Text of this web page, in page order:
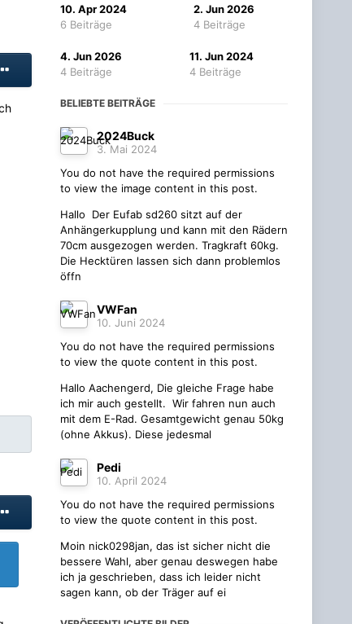
10. Apr 2024
6 Beiträge
2. Jun 2026
4 Beiträge
4. Jun 2026
4 Beiträge
11. Jun 2024
4 Beiträge
BELIEBTE BEITRÄGE
2024Buck
3. Mai 2024
You do not have the required permissions
to view the image content in this post.
Hallo Der Eufab sd260 sitzt auf der
Anhängerkupplung und kann mit den Rädern
70cm ausgezogen werden. Tragkraft 60kg.
Die Hecktüren lassen sich dann problemlos
öffn
VWFan
10. Juni 2024
You do not have the required permissions
to view the quote content in this post.
Hallo Aachengerd, Die gleiche Frage habe
ich mir auch gestellt. Wir fahren nun auch
mit dem E-Rad. Gesamtgewicht genau 50kg
(ohne Akkus). Diese jedesmal
Pedi
10. April 2024
You do not have the required permissions
to view the quote content in this post.
Moin nick0298jan, das ist sicher nicht die
bessere Wahl, aber genau deswegen habe
ich ja geschrieben, dass ich leider nicht
sagen kann, ob der Träger auf ei